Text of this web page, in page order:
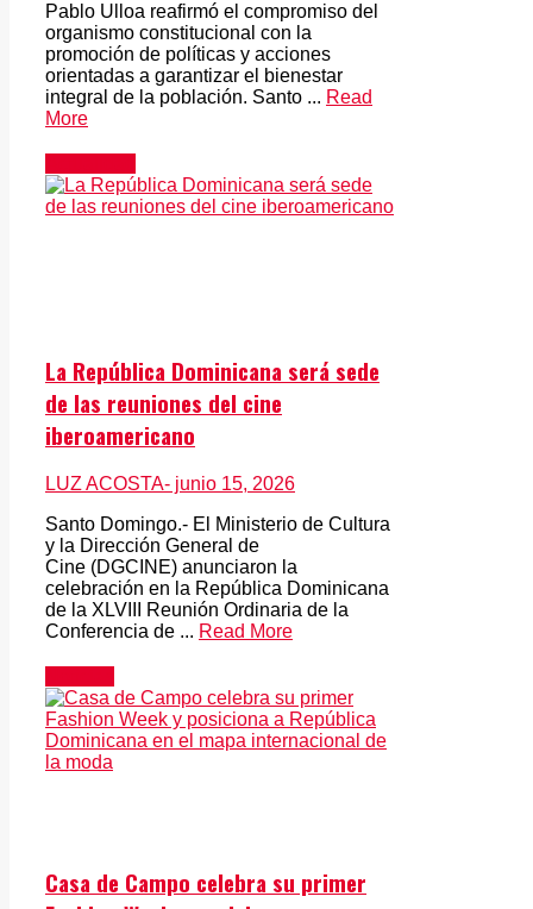
Pablo Ulloa reafirmó el compromiso del
organismo constitucional con la
promoción de políticas y acciones
orientadas a garantizar el bienestar
integral de la población. Santo ... Read
More
La República Dominicana será sede
de las reuniones del cine
iberoamericano
LUZ ACOSTA- junio 15, 2026
Santo Domingo.- El Ministerio de Cultura
y la Dirección General de
Cine (DGCINE) anunciaron la
celebración en la República Dominicana
de la XLVIII Reunión Ordinaria de la
Conferencia de ... Read More
Casa de Campo celebra su primer